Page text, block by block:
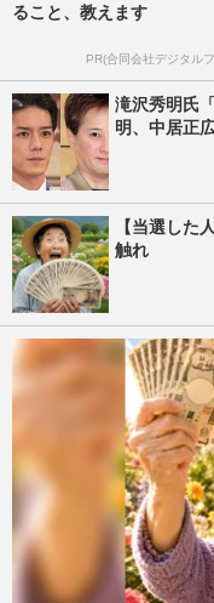
ること、教えます
PR(合同会社デジタル
滝沢秀明氏
明、中居正
【当選した
触れ